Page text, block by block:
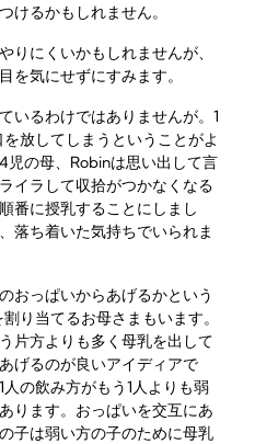
けるかもしれません。
りにくいかもしれませんが、
を気にせずにすみます。
いるわけではありませんが。1
放してしまうということがよ
児の母、Robinは思い出して言
イラして収拾がつかなくなる
番に授乳することにしまし
落ち着いた気持ちでいられま
おっぱいからあげるかという
り当てるお母さまもいます。
片方よりも多く母乳を出して
げるのが良いアイディアで
の飲み方がもう1人よりも弱
ります。おっぱいを交互にあ
子は弱い方の子のために母乳